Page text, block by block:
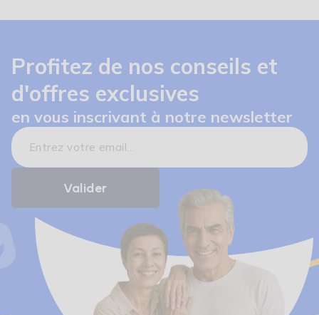
Profitez de nos conseils et
d'offres exclusives
en vous inscrivant à notre newsletter